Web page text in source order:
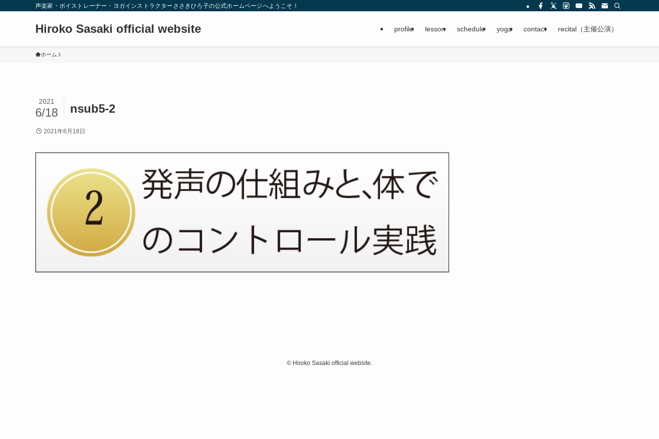
声楽家・ボイストレーナー・ヨガインストラクターささきひろ子の公式ホームページへようこそ！
Hiroko Sasaki official website profile lesson schedule yoga contact recital（主催公演）
ホーム
nsub5-2
2021
6/18
2021年6月18日
© Hiroko Sasaki official website.